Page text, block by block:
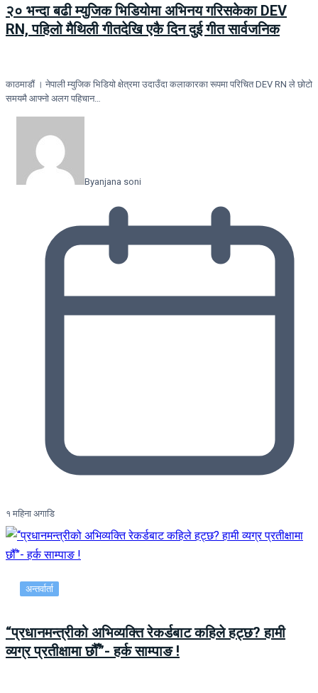
२० भन्दा बढी म्युजिक भिडियोमा अभिनय गरिसकेका DEV
RN, पहिलो मैथिली गीतदेखि एकै दिन दुई गीत सार्वजनिक
काठमाडौं । नेपाली म्युजिक भिडियो क्षेत्रमा उदाउँदा कलाकारका रूपमा परिचित DEV RN ले छोटो
समयमै आफ्नो अलग पहिचान…
Byanjana soni
१ महिना अगाडि
अन्तर्वार्ता
“प्रधानमन्त्रीको अभिव्यक्ति रेकर्डबाट कहिले हट्छ? हामी
व्यग्र प्रतीक्षामा छौँ”- हर्क साम्पाङ !